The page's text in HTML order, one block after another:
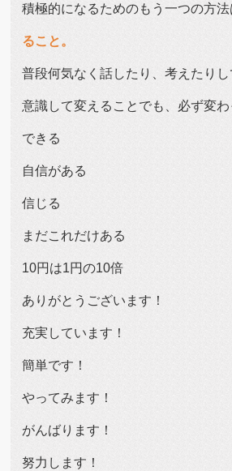
積極的になるためのもう一つの方法
ること。
普段何気なく話したり、考えたり
意識して変えることでも、必ず変わ
できる
自信がある
信じる
まだこれだけある
10円は1円の10倍
ありがとうございます！
充実しています！
簡単です！
やってみます！
がんばります！
努力します！